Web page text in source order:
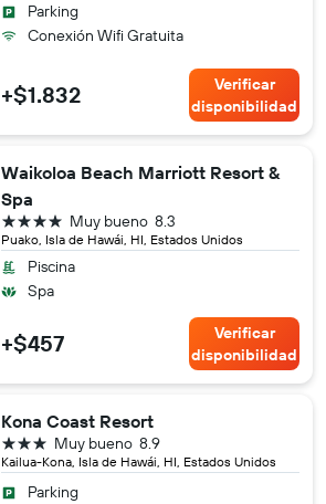
Parking
Conexión Wifi Gratuita
+$1.832
Verificar
disponibilidad
Waikoloa Beach Marriott Resort &
Spa
Puako, Isla de Hawái, HI, Estados Unidos
8.3
Muy bueno
4 estrellas
Piscina
Spa
+$457
Verificar
disponibilidad
Kona Coast Resort
Kailua-Kona, Isla de Hawái, HI, Estados Unidos
8.9
Muy bueno
3 estrellas
Parking